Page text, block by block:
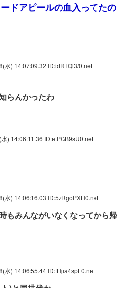
ドアピールの血入ってたの
水) 14:07:09.32 ID:idRTQl3/0.net
らんかったわ
水) 14:06:11.36 ID:etPGB9sU0.net
水) 14:06:16.03 ID:5zRgoPXH0.net
もみんながいなくなってから帰
水) 14:06:55.44 ID:fHpa4spL0.net